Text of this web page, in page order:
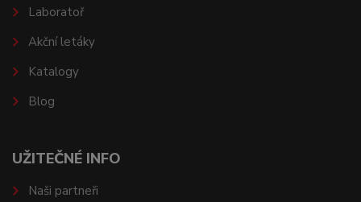
Laboratoř
Akční letáky
Katalogy
Blog
UŽITEČNÉ INFO
Naši partneři